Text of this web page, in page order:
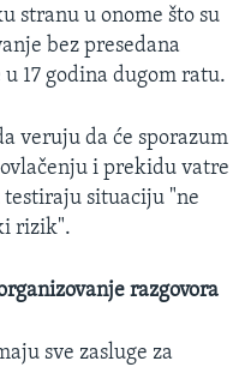
stranu u onome što su
bez presedana
17 godina dugom ratu.
veruju da će sporazum
i prekidu vatre
testiraju situaciju "ne
rizik".
razgovora
sve zasluge za